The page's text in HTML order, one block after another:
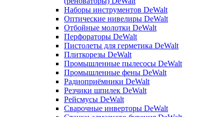
Наборы инструментов DeWalt
Оптические нивелиры DeWalt
Отбойные молотки DeWalt
Перфораторы DeWalt
Пистолеты для герметика DeWalt
Плиткорезы DeWalt
Промышленные пылесосы DeWalt
Промышленные фены DeWalt
Радиоприёмники DeWalt
Резчики шпилек DeWalt
Рейсмусы DeWalt
Сварочные инверторы DeWalt